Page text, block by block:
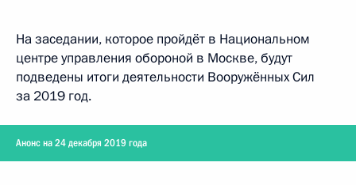
На заседании, которое пройдёт в Национальном
центре управления обороной в Москве, будут
подведены итоги деятельности Вооружённых Сил
за 2019 год.
Анонс на 24 декабря 2019 года